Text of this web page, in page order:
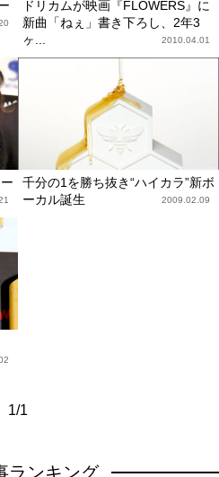
ドリカムが映画『FLOWERS』に
新曲「ねぇ」書き下ろし、2年3
ヶ...
2010.04.01
千分の1を勝ち抜き“ハイカラ”新ボ
ーカル誕生
2009.02.09
1/1
ランキング